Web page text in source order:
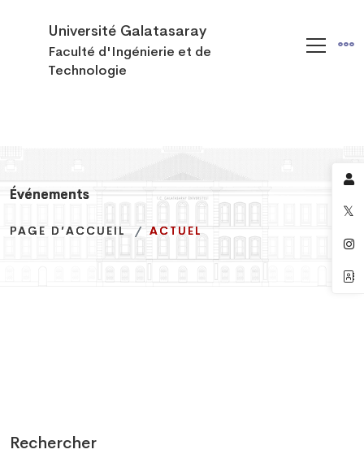
Université Galatasaray
Faculté d'Ingénierie et de
Technologie
Événements
PAGE D’ACCUEIL ACTUEL
Événements
PAGE D’ACCUEIL ACTUEL
Événements
PAGE D’ACCUEIL ACTUEL
Rechercher